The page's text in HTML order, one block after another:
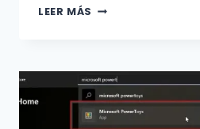
LEER MÁS CÓMO
EN
WINDOWS
11